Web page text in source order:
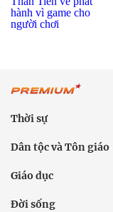
Thời sự
Dân tộc và Tôn giáo
Giáo dục
Đời sống